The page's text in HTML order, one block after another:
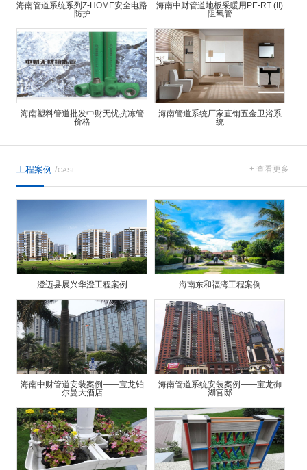
海南管道系统系列Z-HOME安全电路
防护
海南中财管道地板采暖用PE-RT (II)
阻氧管
海南塑料管道批发中财无忧抗冻管
价格
海南管道系统厂家直销五金卫浴系
统
工程案例 /CASE + 查看更多
澄迈县展兴华澄工程案例 海南东和福湾工程案例
海南中财管道安装案例——宝龙铂
尔曼大酒店
海南管道系统安装案例——宝龙御
湖官邸